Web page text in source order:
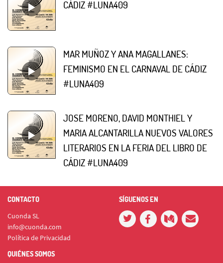
CÁDIZ #LUNA409
MAR MUÑOZ Y ANA MAGALLANES:
FEMINISMO EN EL CARNAVAL DE CÁDIZ
#LUNA409
JOSE MORENO, DAVID MONTHIEL Y
MARIA ALCANTARILLA NUEVOS VALORES
LITERARIOS EN LA FERIA DEL LIBRO DE
CÁDIZ #LUNA409
CONTACTO
Cuonda SL
info@cuonda.com
Política de Privacidad
SÍGUENOS EN
QUIÉNES SOMOS